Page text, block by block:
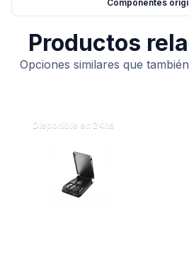
Componentes
Productos
Opciones similares que
Disponible en 24hs